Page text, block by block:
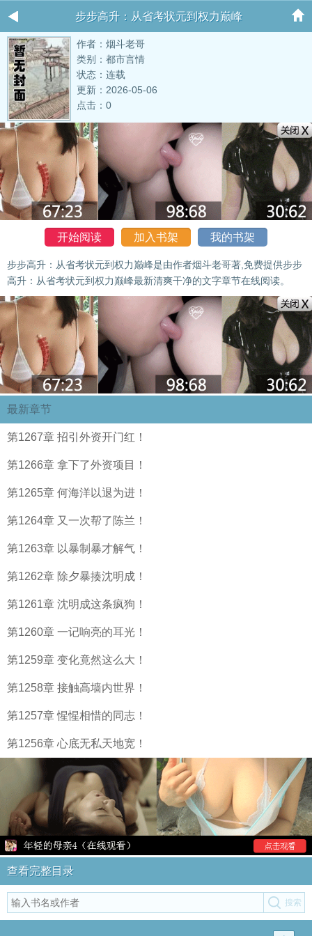
步步高升：从省考状元到权力巅峰
作者：烟斗老哥
类别：都市言情
状态：连载
更新：2026-05-06
点击：0
开始阅读 加入书架 我的书架
步步高升：从省考状元到权力巅峰是由作者烟斗老哥著,免费提供步步
高升：从省考状元到权力巅峰最新清爽干净的文字章节在线阅读。
最新章节
第1267章 招引外资开门红！
第1266章 拿下了外资项目！
第1265章 何海洋以退为进！
第1264章 又一次帮了陈兰！
第1263章 以暴制暴才解气！
第1262章 除夕暴揍沈明成！
第1261章 沈明成这条疯狗！
第1260章 一记响亮的耳光！
第1259章 变化竟然这么大！
第1258章 接触高墙内世界！
第1257章 惺惺相惜的同志！
第1256章 心底无私天地宽！
查看完整目录